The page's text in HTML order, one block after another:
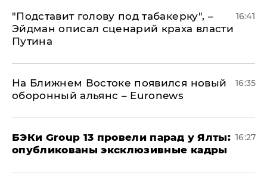
​"Подставит голову под табакерку", –
Эйдман описал сценарий краха власти
Путина
16:41
На Ближнем Востоке появился новый
оборонный альянс – Euronews
16:35
​БЭКи Group 13 провели парад у Ялты:
опубликованы эксклюзивные кадры
16:27